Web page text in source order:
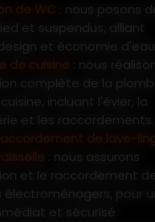
de WC : nous posons
et suspendus, alliant
et économie d'eau.
de cuisine : nous
complète de la
incluant l'évier, la
et les raccordements.
: nous assurons
et le raccordement
électroménagers, pour
et sécurisé.